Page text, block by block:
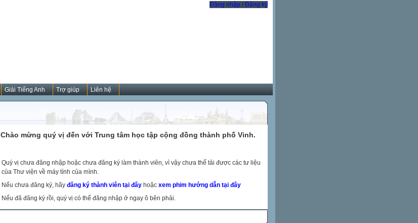
Đăng nhập / Đăng ký
Giải Tiếng Anh Trợ giúp Liên hệ
Chào mừng quý vị đến với Trung tâm học tập cộng đồng thành phố Vinh.
Quý vị chưa đăng nhập hoặc chưa đăng ký làm thành viên, vì vậy chưa thể tải được các tư liệu
của Thư viện về máy tính của mình.
Nếu chưa đăng ký, hãy đăng ký thành viên tại đây hoặc xem phim hướng dẫn tại đây
Nếu đã đăng ký rồi, quý vị có thể đăng nhập ở ngay ô bên phải.